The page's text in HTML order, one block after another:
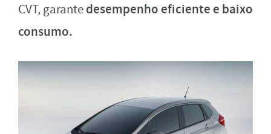
CVT, garantedesempenho eficiente e baixo
consumo.